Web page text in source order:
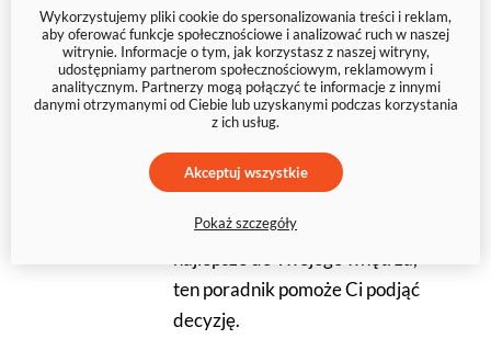
Może być pamiątką, dekoracją,
prezentem albo sposobem na
pokazanie własnych wspomnień
w eleganckiej formie. Jeśli
zastanawiasz się, czy warto
zamówićobraz na płótnie ze
zdjęcia, jak dobrać odpowiedni
format i jakie rozwiązanie będzie
najlepsze do Twojego wnętrza,
ten poradnik pomoże Ci podjąć
decyzję.
Wykorzystujemy pliki cookie do spersonalizowania treści i reklam,
aby oferować funkcje społecznościowe i analizować ruch w naszej
witrynie. Informacje o tym, jak korzystasz z naszej witryny,
udostępniamy partnerom społecznościowym, reklamowym i
analitycznym. Partnerzy mogą połączyć te informacje z innymi
danymi otrzymanymi od Ciebie lub uzyskanymi podczas korzystania
z ich usług.
Akceptuj wszystkie
Pokaż szczegóły